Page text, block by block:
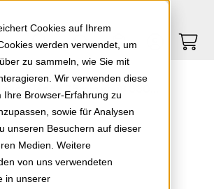
Cookies auf Ihrem
werden verwendet, um
zu sammeln, wie Sie mit
Wir verwenden diese
Ihre Browser-Erfahrung zu
sowie für Analysen
unseren Besuchern auf dieser
Medien. Weitere
von uns verwendeten
in unserer
Springe zum Footer
0